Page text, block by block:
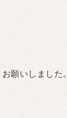
願いしました。